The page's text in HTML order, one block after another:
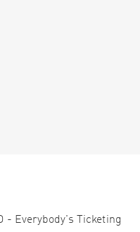
- Everybody's Ticketing